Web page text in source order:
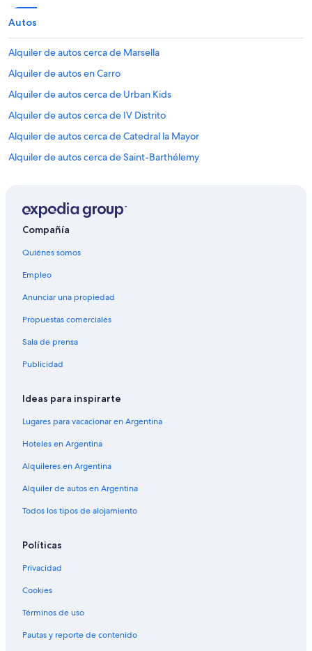
Autos
Alquiler de autos cerca de Marsella
Alquiler de autos en Carro
Alquiler de autos cerca de Urban Kids
Alquiler de autos cerca de IV Distrito
Alquiler de autos cerca de Catedral la Mayor
Alquiler de autos cerca de Saint-Barthélemy
Compañía
Quiénes somos
Empleo
Anunciar una propiedad
Propuestas comerciales
Sala de prensa
Publicidad
Ideas para inspirarte
Lugares para vacacionar en Argentina
Hoteles en Argentina
Alquileres en Argentina
Alquiler de autos en Argentina
Todos los tipos de alojamiento
Políticas
Privacidad
Cookies
Términos de uso
Pautas y reporte de contenido